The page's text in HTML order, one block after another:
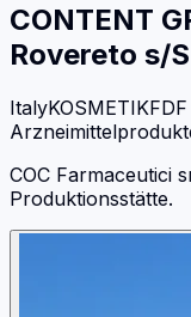
CONTENT
Rovereto s/
ItalyKOSMETIK
COC Farmaceutici
Produktionsstätte.